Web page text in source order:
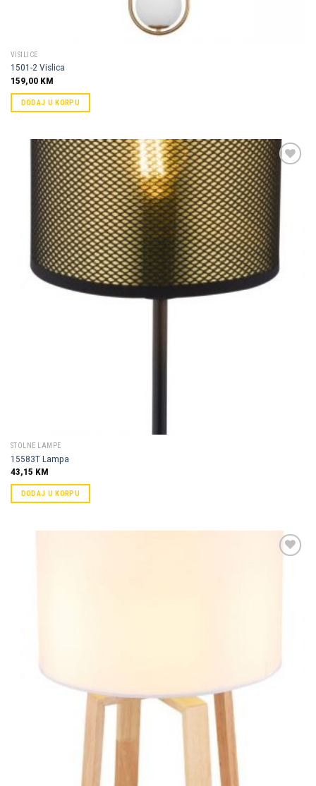
VISILICE
1501-2 Vislica
159,00 KM
DODAJ U KORPU
Dodaj u
omiljene
STOLNE LAMPE
15583T Lampa
43,15 KM
DODAJ U KORPU